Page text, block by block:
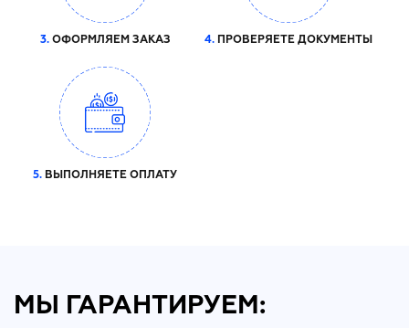
3.ОФОРМЛЯЕМ ЗАКАЗ 4.ПРОВЕРЯЕТЕ ДОКУМЕНТЫ
5. ВЫПОЛНЯЕТЕ ОПЛАТУ
МЫ ГАРАНТИРУЕМ: